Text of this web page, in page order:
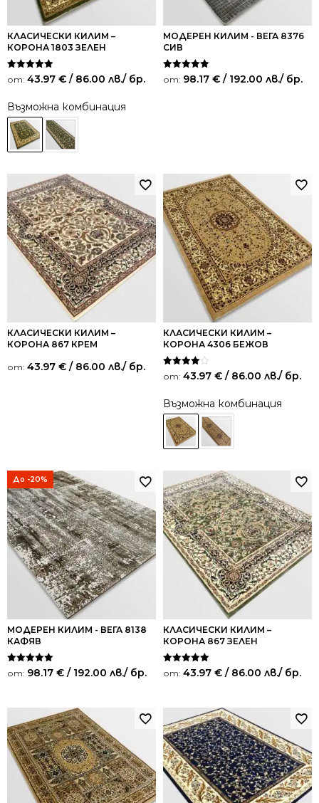
КЛАСИЧЕСКИ КИЛИМ –
КОРОНА 1803 ЗЕЛЕН
Оценено на
5.00
от: 43.97 € / 86.00 лв./ бр.
Възможна комбинация
МОДЕРЕН КИЛИМ - ВЕГА 8376
СИВ
Оценено на
5.00
от: 98.17 € / 192.00 лв./ бр.
КЛАСИЧЕСКИ КИЛИМ –
КОРОНА 867 КРЕМ
от: 43.97 € / 86.00 лв./ бр.
КЛАСИЧЕСКИ КИЛИМ –
КОРОНА 4306 БЕЖОВ
Оценено
на
от 5
от: 43.97 € / 86.00 лв./ бр.
Възможна комбинация
До -20%
МОДЕРЕН КИЛИМ - ВЕГА 8138
КАФЯВ
Оценено на
5.00
от: 98.17 € / 192.00 лв./ бр.
КЛАСИЧЕСКИ КИЛИМ –
КОРОНА 867 ЗЕЛЕН
Оценено на
5.00
от: 43.97 € / 86.00 лв./ бр.